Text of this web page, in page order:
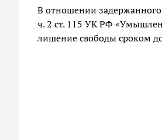
В отношении задержанного
ч. 2 ст. 115 УК РФ
лишение свободы сроком